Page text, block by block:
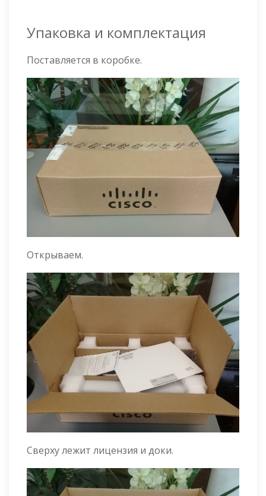
Упаковка и комплектация
Поставляется в коробке.
Открываем.
Сверху лежит лицензия и доки.